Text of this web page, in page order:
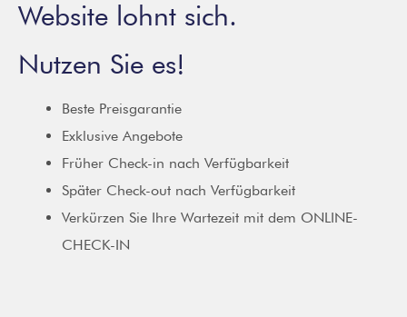
Website lohnt sich.
Nutzen Sie es!
Beste Preisgarantie
Exklusive Angebote
Früher Check-in nach Verfügbarkeit
Später Check-out nach Verfügbarkeit
Verkürzen Sie Ihre Wartezeit mit dem ONLINE-
CHECK-IN